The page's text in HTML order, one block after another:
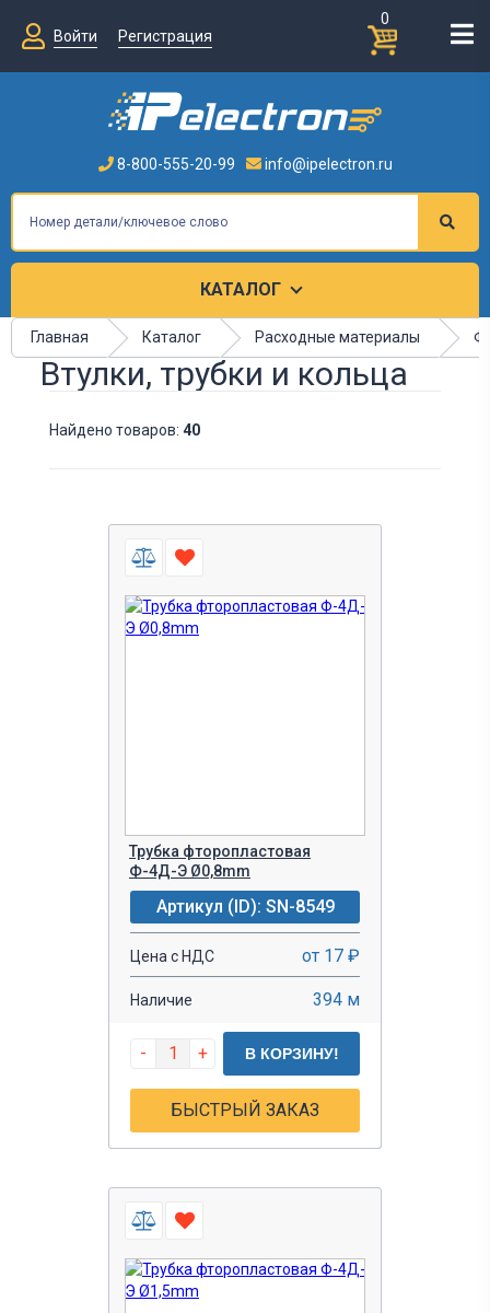
0
Войти
Регистрация
8-800-555-20-99 info@ipelectron.ru
КАТАЛОГ
Главная Каталог Расходные материалы
Втулки, трубки и кольца
Найдено товаров: 40
Трубка фторопластовая
Ф-4Д-Э Ø0,8mm
Артикул (ID): SN-8549
Цена с НДС от 17 ₽
Наличие 394 м
- + В КОРЗИНУ!
БЫСТРЫЙ ЗАКАЗ